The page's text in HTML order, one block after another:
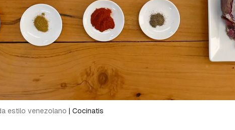
como favorito
guardar como favorito, primero has de iniciar sesión con tu
de Cocinatis.
estilo venezolano | Cocinatis
Contenido enviado
Gracias por suscribirte a nuestro boletín.
ACEPTAR